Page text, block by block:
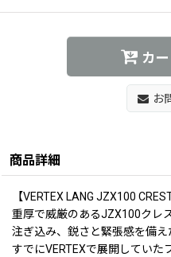
カ
お
商品詳細
【VERTEX LANG JZX100
重厚で威厳のあるJZX100クレ
注ぎ込み、鋭さと緊張感を備え
すでにVERTEXで展開していた